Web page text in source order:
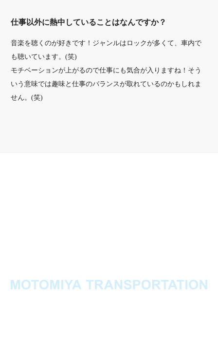
仕事以外に熱中していることはなんですか？
音楽を聴くのが好きです！ジャンルはロックが多くて、車内で
も聴いています。(笑)
モチベーションが上がるので仕事にも気合が入りますね！そう
いう意味では趣味と仕事のバランスが取れているのかもしれま
せん。(笑)